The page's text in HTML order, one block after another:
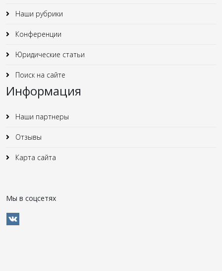
Наши рубрики
Конференции
Юридические статьи
Поиск на сайте
Информация
Наши партнеры
Отзывы
Карта сайта
Мы в соцсетях